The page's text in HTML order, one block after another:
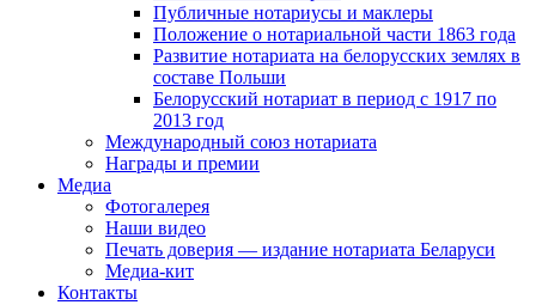
Публичные нотариусы и маклеры
Положение о нотариальной части 1863 года
Развитие нотариата на белорусских землях в
составе Польши
Белорусский нотариат в период с 1917 по
2013 год
Международный союз нотариата
Награды и премии
Медиа
Фотогалерея
Наши видео
Печать доверия — издание нотариата Беларуси
Медиа-кит
Контакты